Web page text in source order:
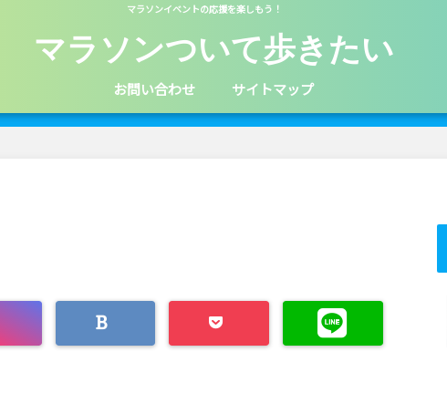
マラソンイベントの応援を楽しもう！
マラソンついて歩きたい
お問い合わせ サイトマップ